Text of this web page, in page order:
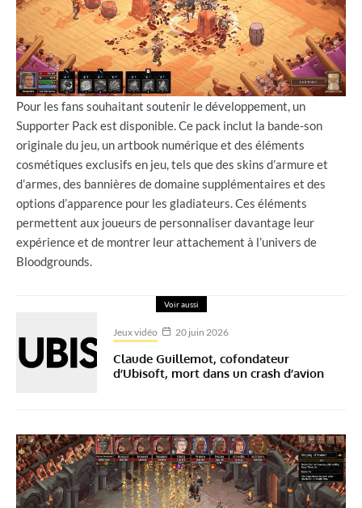
Pour les fans souhaitant soutenir le développement, un
Supporter Pack est disponible. Ce pack inclut la bande-son
originale du jeu, un artbook numérique et des éléments
cosmétiques exclusifs en jeu, tels que des skins d’armure et
d’armes, des bannières de domaine supplémentaires et des
options d’apparence pour les gladiateurs. Ces éléments
permettent aux joueurs de personnaliser davantage leur
expérience et de montrer leur attachement à l’univers de
Bloodgrounds.
Voir aussi
Jeux vidéo 20 juin 2026
Claude Guillemot, cofondateur
d’Ubisoft, mort dans un crash d’avion